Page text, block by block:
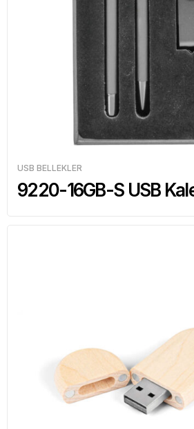
USB BELLEKLER
9220-16GB-S USB